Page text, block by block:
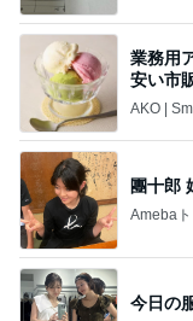
業務用
安い市
トレ
AKO |
團十郎
Ameba
今日の